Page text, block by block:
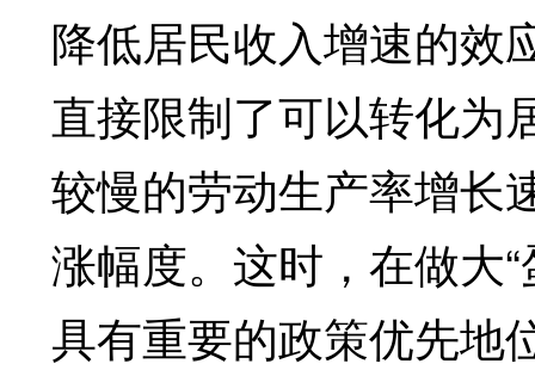
降低居民收入增速的效
直接限制了可以转化为
较慢的劳动生产率增长
涨幅度。这时，在做大
具有重要的政策优先地